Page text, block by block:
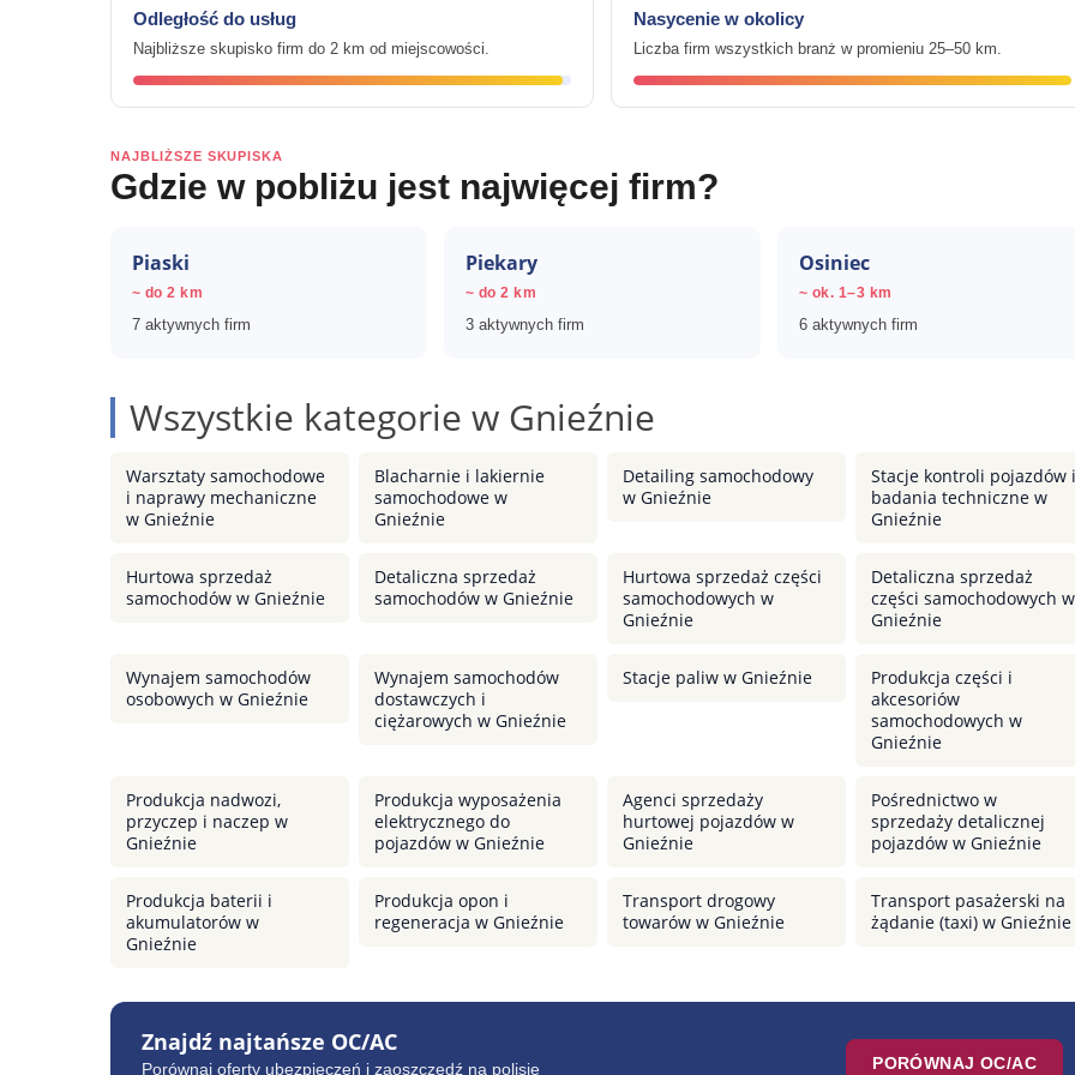
Odległość do usług
Najbliższe skupisko firm do 2 km od miejscowości.
Nasycenie w okolicy
Liczba firm wszystkich branż w promieniu 25–50 km.
NAJBLIŻSZE SKUPISKA
Gdzie w pobliżu jest najwięcej firm?
Piaski
~ do 2 km
7 aktywnych firm
Piekary
~ do 2 km
3 aktywnych firm
Osiniec
~ ok. 1–3 km
6 aktywnych firm
Wszystkie kategorie w Gnieźnie
Warsztaty samochodowe
i naprawy mechaniczne
w Gnieźnie
Blacharnie i lakiernie
samochodowe w
Gnieźnie
Detailing samochodowy
w Gnieźnie
Stacje kontroli pojazdów i
badania techniczne w
Gnieźnie
Hurtowa sprzedaż
samochodów w Gnieźnie
Detaliczna sprzedaż
samochodów w Gnieźnie
Hurtowa sprzedaż części
samochodowych w
Gnieźnie
Detaliczna sprzedaż
części samochodowych w
Gnieźnie
Wynajem samochodów
osobowych w Gnieźnie
Wynajem samochodów
dostawczych i
ciężarowych w Gnieźnie
Stacje paliw w Gnieźnie
Produkcja części i
akcesoriów
samochodowych w
Gnieźnie
Produkcja nadwozi,
przyczep i naczep w
Gnieźnie
Produkcja wyposażenia
elektrycznego do
pojazdów w Gnieźnie
Agenci sprzedaży
hurtowej pojazdów w
Gnieźnie
Pośrednictwo w
sprzedaży detalicznej
pojazdów w Gnieźnie
Produkcja baterii i
akumulatorów w
Gnieźnie
Produkcja opon i
regeneracja w Gnieźnie
Transport drogowy
towarów w Gnieźnie
Transport pasażerski na
żądanie (taxi) w Gnieźnie
Znajdź najtańsze OC/AC
Porównaj oferty ubezpieczeń i zaoszczędź na polisie PORÓWNAJ OC/AC